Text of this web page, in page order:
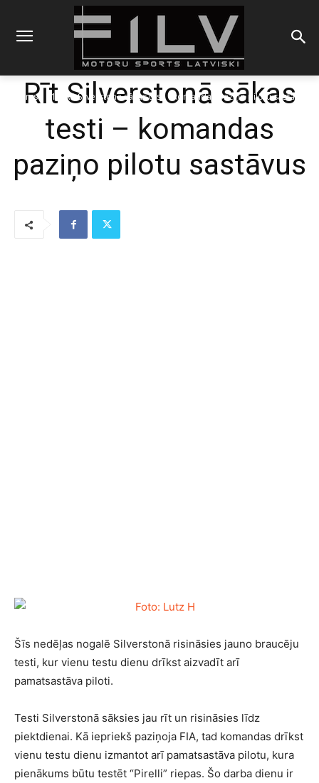
Sākums F1 Rīt Silverstonā sākas testi - komandas paziņo pilotu sastāvus
Rīt Silverstonā sākas
testi – komandas
paziņo pilotu sastāvus
Šīs nedēļas nogalē Silverstonā risināsies jauno braucēju
testi, kur vienu testu dienu drīkst aizvadīt arī
pamatsastāva piloti.
Testi Silverstonā sāksies jau rīt un risināsies līdz
piektdienai. Kā iepriekš paziņoja FIA, tad komandas drīkst
vienu testu dienu izmantot arī pamatsastāva pilotu, kura
pienākums būtu testēt “Pirelli” riepas. Šo darba dienu ir